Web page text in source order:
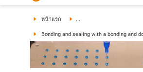
หน้าแรก ...
Bonding and sealing with a bonding and